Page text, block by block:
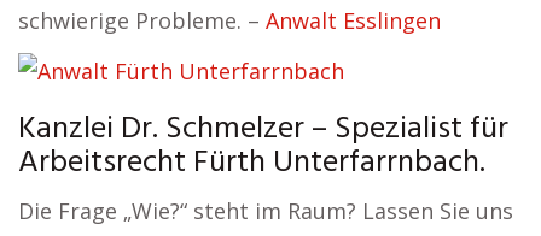
schwierige Probleme. – Anwalt Esslingen
Kanzlei Dr. Schmelzer – Spezialist für
Arbeitsrecht Fürth Unterfarrnbach.
Die Frage „Wie?“ steht im Raum? Lassen Sie uns